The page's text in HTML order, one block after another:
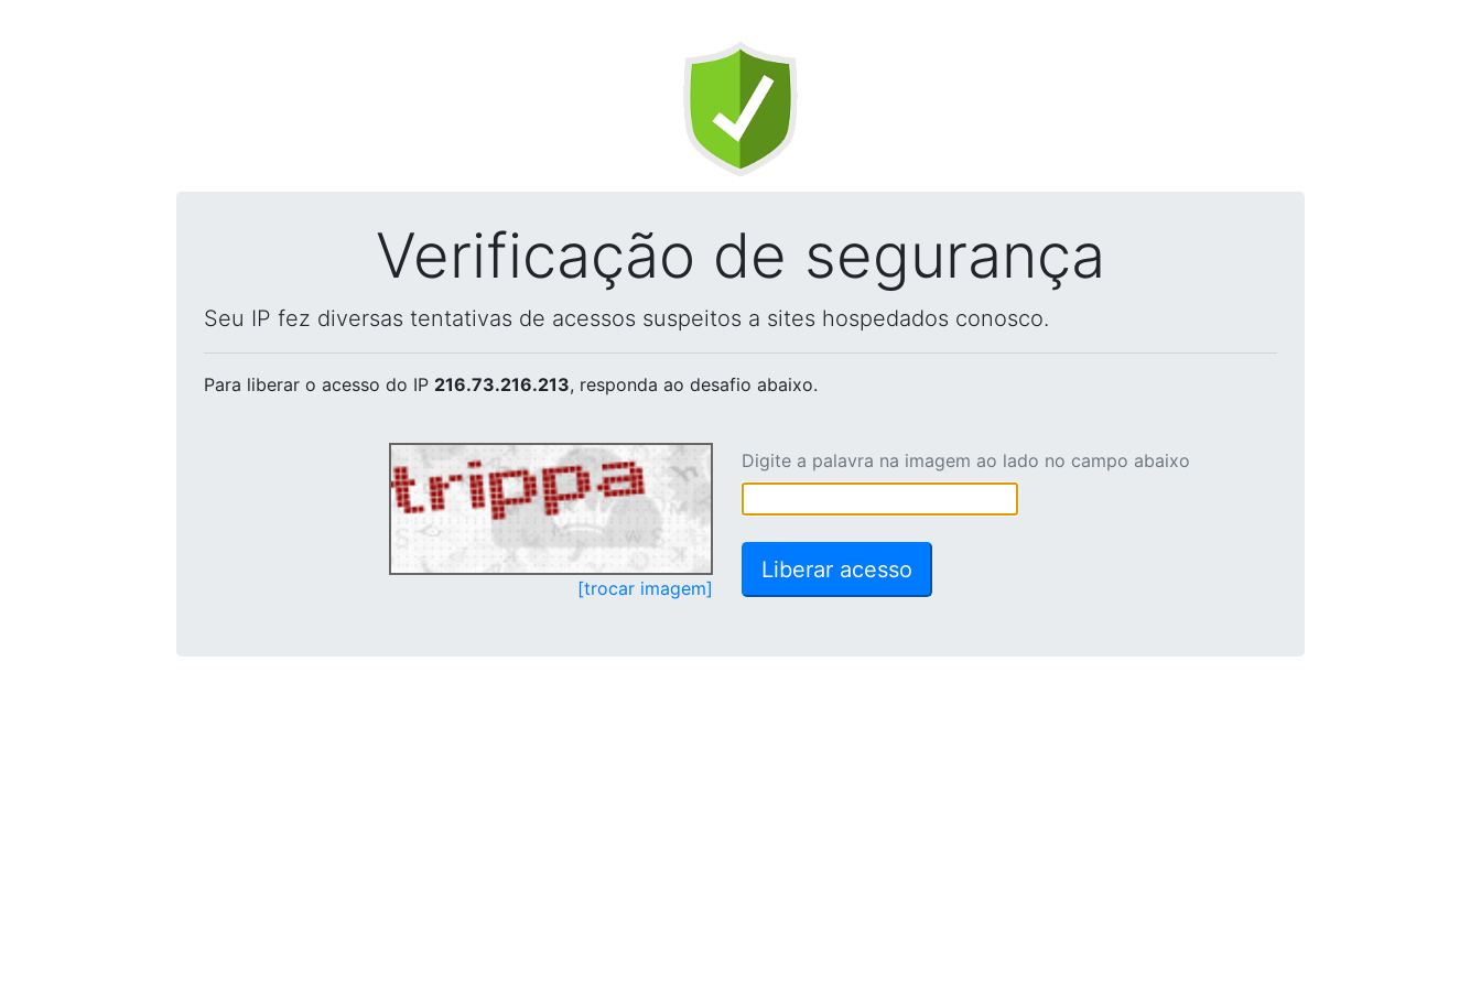
Verificação de segurança
Seu IP fez diversas tentativas de acessos suspeitos a sites hospedados conosco.
Para liberar o acesso do IP 216.73.216.213, responda ao desafio abaixo.
[trocar imagem]
Digite a palavra na imagem ao lado no campo abaixo